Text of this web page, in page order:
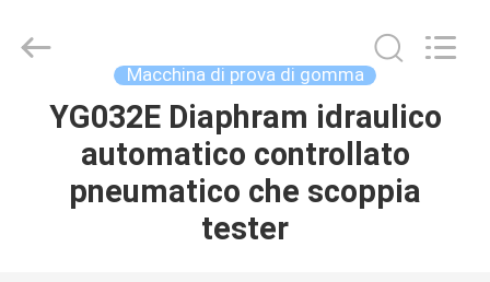
CASA
PRODOTTI
Instrument
Technology
Macchina di prova di gomma
YG032E Diaphram idraulico
automatico controllato
pneumatico che scoppia
tester